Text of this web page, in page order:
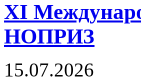
XI
НОПРИЗ
15.07.2026